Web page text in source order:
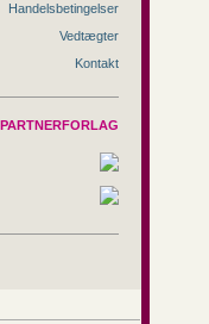
Handelsbetingelser
Vedtægter
Kontakt
PARTNERFORLAG